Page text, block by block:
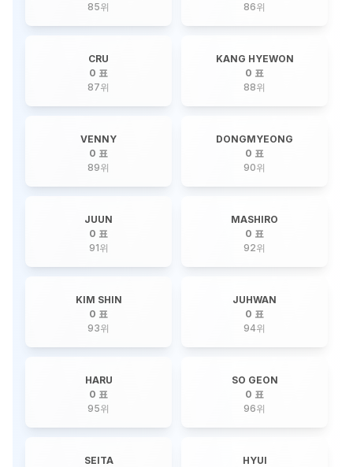
85위
86위
CRU
0 표
87위
KANG HYEWON
0 표
88위
VENNY
0 표
89위
DONGMYEONG
0 표
90위
JUUN
0 표
91위
MASHIRO
0 표
92위
KIM SHIN
0 표
93위
JUHWAN
0 표
94위
HARU
0 표
95위
SO GEON
0 표
96위
SEITA
HYUI